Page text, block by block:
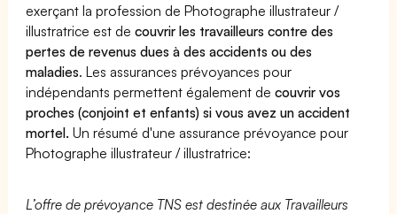
exerçant la profession de Photographe illustrateur /
illustratrice est decouvrir les travailleurs contre des
pertes de revenus dues à des accidents ou des
maladies. Les assurances prévoyances pour
indépendants permettent également decouvrir vos
proches (conjoint et enfants) si vous avez un accident
mortel. Un résumé d'une assurance prévoyance pour
Photographe illustrateur / illustratrice:
L’offre de prévoyance TNS est destinée aux Travailleurs